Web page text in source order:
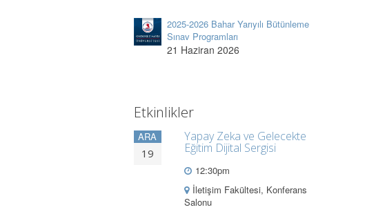
2025-2026 Bahar Yarıyılı Bütünleme
Sınav Programları
21 Haziran 2026
Etkinlikler
ARA
19
Yapay Zeka ve Gelecekte
Eğitim Dijital Sergisi
12:30pm
İletişim Fakültesi, Konferans
Salonu